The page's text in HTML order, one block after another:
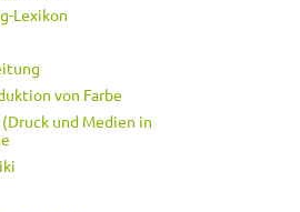
Lexikon
von Farbe
und Medien in